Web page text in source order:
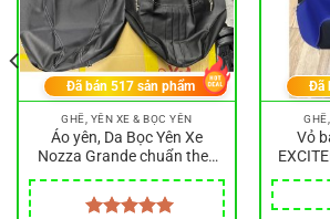
GHẾ, YÊN XE & BỌC YÊN
Áo yên, Da Bọc Yên Xe
Nozza Grande chuẩn theo
Đã bán517 sản phẩm
Vỏ
Đã